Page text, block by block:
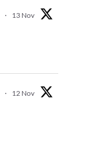
· 13 Nov
· 12 Nov